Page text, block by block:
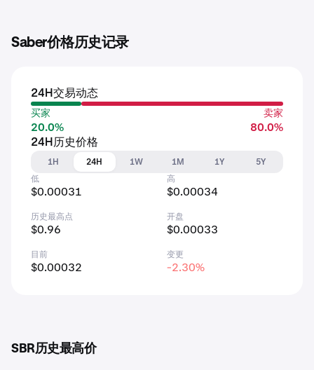
Saber价格历史记录
24H交易动态
买家
20.0%
卖家
80.0%
24H历史价格
1H
24H 1W 1M 1Y
5Y
低
$0.00031
高
$0.00034
历史最高点
$0.96
开盘
$0.00033
目前
$0.00032
变更
-2.30%
SBR历史最高价